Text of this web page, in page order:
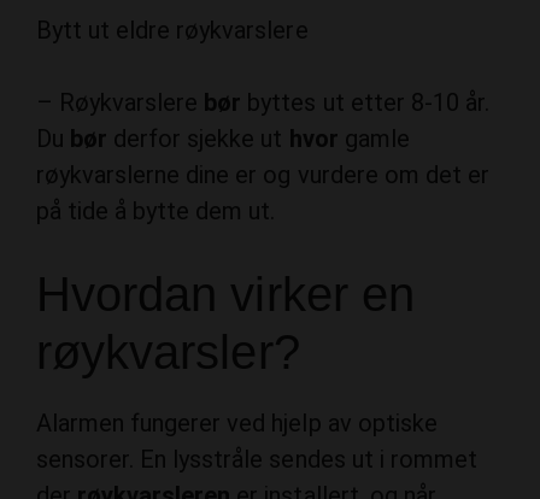
– Røykvarslerebør
Du bør derfor sjekke ut
røykvarslerne dine er og vurdere om det er
på tide å bytte dem ut.
Hvordan virker en
røykvarsler?
Alarmen fungerer ved hjelp av optiske
sensorer. En lysstråle sendes ut i rommet
røykvarsleren
er installert, og når
denne strålen blir brutt, går alarmen. Selv